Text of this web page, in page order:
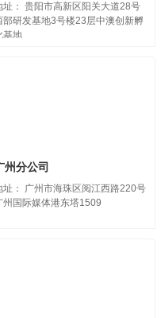
址： 贵阳市高新区阳关大道28号
部研发基地3号楼23层中澳创新孵
基地
州分公司
址： 广州市海珠区阅江西路220号
州国际媒体港东塔1509